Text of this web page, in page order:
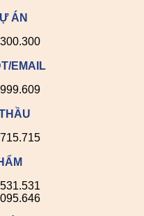
ÁN
EMAIL